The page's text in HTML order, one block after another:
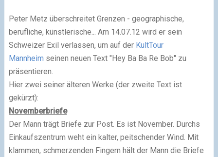
Peter Metz überschreitet Grenzen - geographische,
berufliche, künstlerische... Am 14.07.12 wird er sein
Schweizer Exil verlassen, um auf der KultTour
Mannheim seinen neuen Text "Hey Ba Ba Re Bob" zu
präsentieren.
Hier zwei seiner älteren Werke (der zweite Text ist
gekürzt):
Novemberbriefe
Der Mann trägt Briefe zur Post. Es ist November. Durchs
Einkaufszentrum weht ein kalter, peitschender Wind. Mit
klammen, schmerzenden Fingern hält der Mann die Briefe